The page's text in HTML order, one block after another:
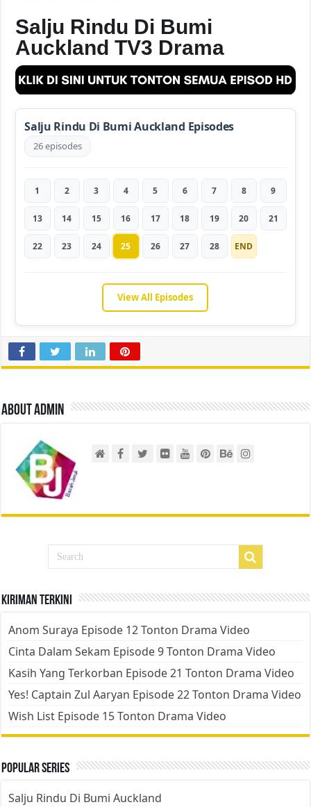
Salju Rindu Di Bumi
Auckland TV3 Drama
Salju Rindu Di Bumi Auckland Episodes
26 episodes
1 2 3 4 5 6 7 8 9
13 14 15 16 17 18 19 20 21
22 23 24 25 26 27 28 END
View All Episodes
About admin
Kiriman Terkini
Anom Suraya Episode 12 Tonton Drama Video
Cinta Dalam Sekam Episode 9 Tonton Drama Video
Kasih Yang Terkorban Episode 21 Tonton Drama Video
Yes! Captain Zul Aaryan Episode 22 Tonton Drama Video
Wish List Episode 15 Tonton Drama Video
Popular Series
Salju Rindu Di Bumi Auckland